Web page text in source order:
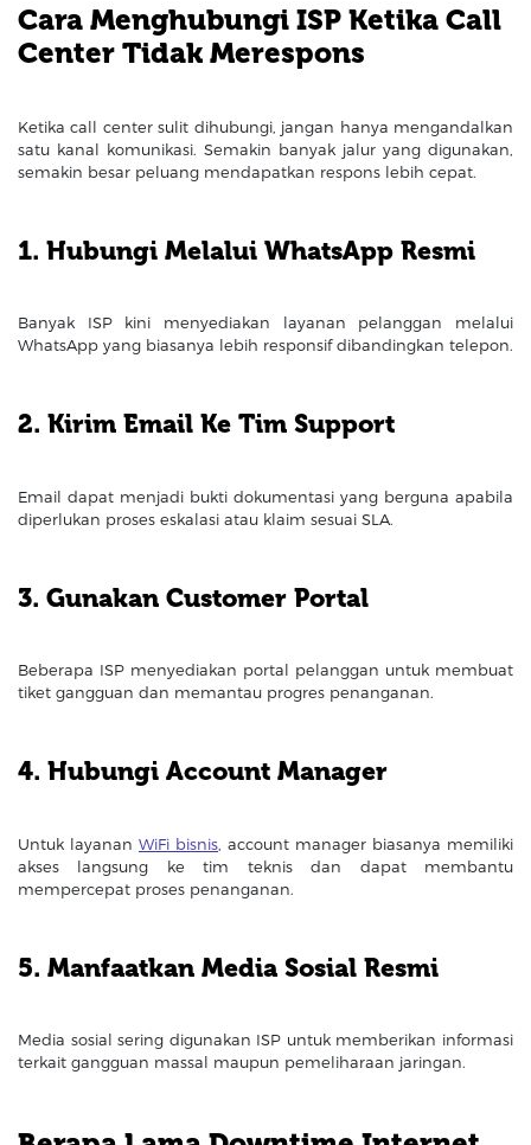
Cara Menghubungi ISP Ketika Call
Center Tidak Merespons
Ketika call center sulit dihubungi, jangan hanya mengandalkan
satu kanal komunikasi. Semakin banyak jalur yang digunakan,
semakin besar peluang mendapatkan respons lebih cepat.
1. Hubungi Melalui WhatsApp Resmi
Banyak ISP kini menyediakan layanan pelanggan melalui
WhatsApp yang biasanya lebih responsif dibandingkan telepon.
2. Kirim Email Ke Tim Support
Email dapat menjadi bukti dokumentasi yang berguna apabila
diperlukan proses eskalasi atau klaim sesuai SLA.
3. Gunakan Customer Portal
Beberapa ISP menyediakan portal pelanggan untuk membuat
tiket gangguan dan memantau progres penanganan.
4. Hubungi Account Manager
Untuk layanan WiFi bisnis , account manager biasanya memiliki
akses langsung ke tim teknis dan dapat membantu
mempercepat proses penanganan.
5. Manfaatkan Media Sosial Resmi
Media sosial sering digunakan ISP untuk memberikan informasi
terkait gangguan massal maupun pemeliharaan jaringan.